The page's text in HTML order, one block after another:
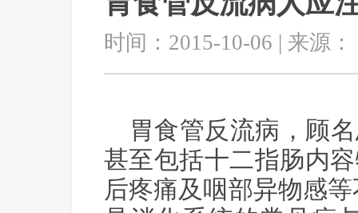
时间：2015-10-06 | 来源
胃食管反流病，顾
甚至包括十二指肠内
后疼痛及咽部异物感